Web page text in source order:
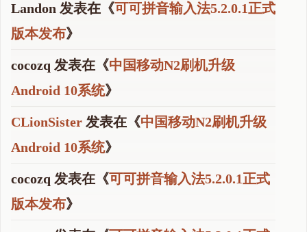
Landon 发表在《可可拼音输入法5.2.0.1正式
版本发布》
cocozq 发表在《中国移动N2刷机升级
Android 10系统》
CLionSister 发表在《中国移动N2刷机升级
Android 10系统》
cocozq 发表在《可可拼音输入法5.2.0.1正式
版本发布》